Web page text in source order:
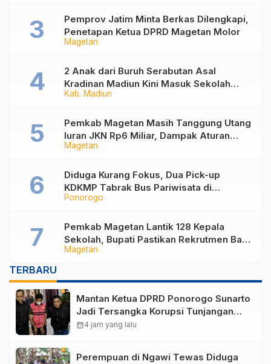
Magetan
Pemprov Jatim Minta Berkas Dilengkapi,
Penetapan Ketua DPRD Magetan Molor
Kab. Madiun
2 Anak dari Buruh Serabutan Asal
Kradinan Madiun Kini Masuk Sekolah
Rakyat
Magetan
Pemkab Magetan Masih Tanggung Utang
Iuran JKN Rp6 Miliar, Dampak Aturan
Berlaku Surut dan Tekanan Fiskal
Ponorogo
Diduga Kurang Fokus, Dua Pick-up
KDKMP Tabrak Bus Pariwisata di
Sukorejo Ponorogo
Magetan
Pemkab Magetan Lantik 128 Kepala
Sekolah, Bupati Pastikan Rekrutmen Baru
Segera Dibuka untuk Isi Jabatan yang
TERBARU
Mantan Ketua DPRD Ponorogo Sunarto
Jadi Tersangka Korupsi Tunjangan
Perumahan
calendar_month4 jam yang lalu
Perempuan di Ngawi Tewas Diduga